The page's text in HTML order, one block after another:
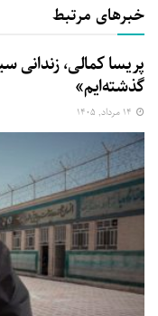
خبرهای مرتبط
پریسا کمالی، زندانی
گذشته‌ایم»